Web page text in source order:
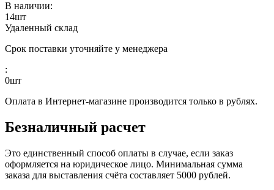
В наличии:
14шт
Удаленный склад
Срок поставки уточняйте у менеджера
:
0шт
Оплата в Интернет-магазине производится только в рублях.
Безналичный расчет
Это единственный способ оплаты в случае, если заказ
оформляется на юридическое лицо. Минимальная сумма
заказа для выставления счёта составляет 5000 рублей.